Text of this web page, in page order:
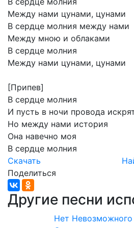
Между нами цунами, цунами
В сердце молния между нами
Между мною и облаками
В сердце молния
Между нами цунами, цунами
[Припев]
В сердце молния
И пусть в ночи провода
Но между нами история
Она навечно моя
В сердце молния
Скачать
Поделиться
Другие песни
Нет Невозможного